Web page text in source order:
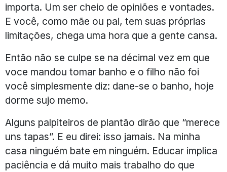
importa. Um ser cheio de opiniões e vontades.
E você, como mãe ou pai, tem suas próprias
limitações, chega uma hora que a gente cansa.
Então não se culpe se na décimal vez em que
voce mandou tomar banho e o filho não foi
você simplesmente diz: dane-se o banho, hoje
dorme sujo memo.
Alguns palpiteiros de plantão dirão que “merece
uns tapas”. E eu direi: isso jamais. Na minha
casa ninguém bate em ninguém. Educar implica
paciência e dá muito mais trabalho do que